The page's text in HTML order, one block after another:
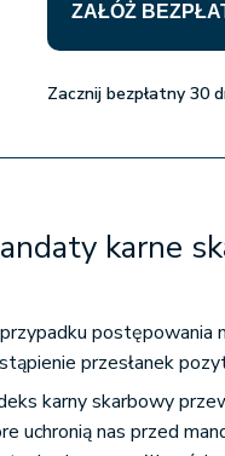
ZAŁÓŻ
Zacznij bezpłatny 30
karne
postępowania
przesłanek
karny skarbowy
uchronią nas przed